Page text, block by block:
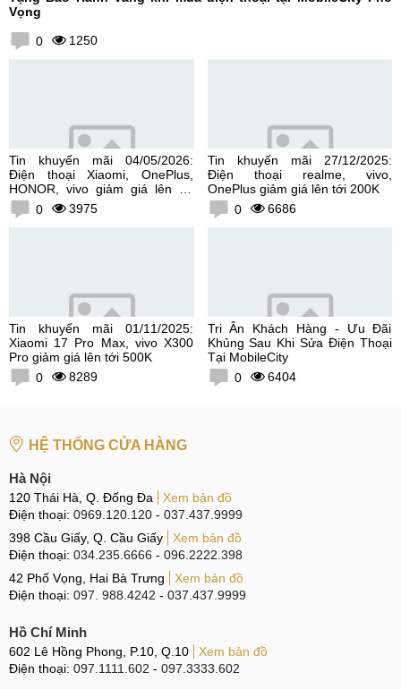
Vọng
0 1250
Tin khuyến mãi 04/05/2026:
Điện thoại Xiaomi, OnePlus,
HONOR, vivo giảm giá lên tới
300K0 3975
Tin khuyến mãi 27/12/2025:
Điện thoại realme, vivo,
OnePlus giảm giá lên tới 200K
0
6686
Tin khuyến mãi 01/11/2025:
Xiaomi 17 Pro Max, vivo X300
Pro giảm giá lên tới 500K
0
8289
Tri Ân Khách Hàng - Ưu Đãi
Khủng Sau Khi Sửa Điện Thoại
Tại MobileCity
0
6404
HỆ THỐNG CỬA HÀNG
Hà Nội
120 Thái Hà, Q. Đống Đa
Xem bản đồ
Điện thoại: 0969.120.120 - 037.437.9999
398 Cầu Giấy, Q. Cầu Giấy
Xem bản đồ
Điện thoại: 034.235.6666 - 096.2222.398
42 Phố Vọng, Hai Bà Trưng
Xem bản đồ
Điện thoại: 097. 988.4242 - 037.437.9999
Hồ Chí Minh
602 Lê Hồng Phong, P.10, Q.10
Xem bản đồ
Điện thoại: 097.1111.602 - 097.3333.602